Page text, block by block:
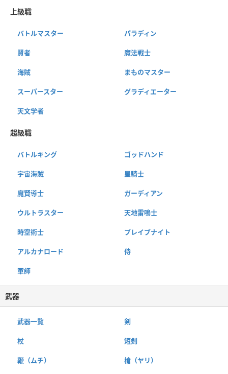
上級職
バトルマスター パラディン
賢者 魔法戦士
海賊 まものマスター
スーパースター グラディエーター
天文学者
超級職
バトルキング ゴッドハンド
宇宙海賊 星騎士
魔賢導士 ガーディアン
ウルトラスター 天地雷鳴士
時空術士 ブレイブナイト
アルカナロード 侍
軍師
武器
武器一覧 剣
杖 短剣
鞭（ムチ） 槍（ヤリ）